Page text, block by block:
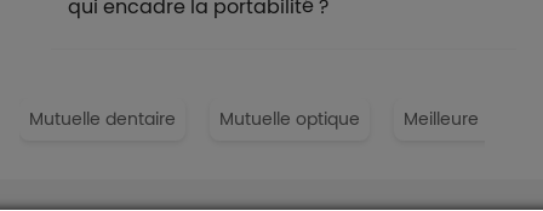
qui encadre la portabilité ?
Mutuelle dentaire Mutuelle optique Meilleure